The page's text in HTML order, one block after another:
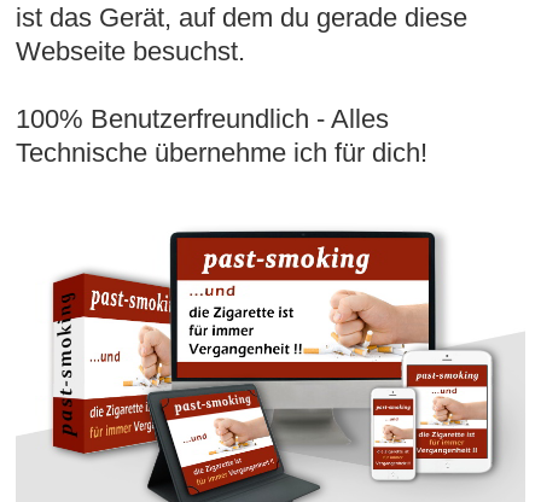
ist das Gerät, auf dem du gerade diese
Webseite besuchst.
100% Benutzerfreundlich - Alles
Technische übernehme ich für dich!